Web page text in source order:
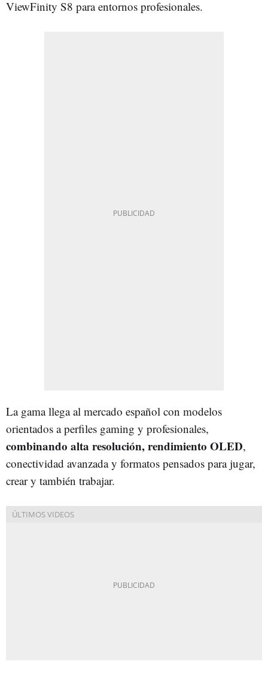
ViewFinity S8 para entornos profesionales.
La gama llega al mercado español con modelos
orientados a perfiles gaming y profesionales,
combinando alta resolución, rendimiento OLED,
conectividad avanzada y formatos pensados para jugar,
crear y también trabajar.